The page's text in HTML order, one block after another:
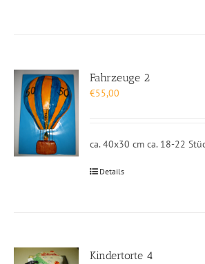
Fahrzeuge 2
€55,00
ca. 40x30 cm ca. 18-22
Details
Kindertorte 4